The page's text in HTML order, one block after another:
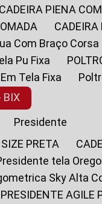
CADEIRA PIENA
Com Braço Corsa
Pu Fixa
Tela Fixa
BIX
Presidente
SIZE PRETA
tela
Sky Alta
PRESIDENTE AGILE